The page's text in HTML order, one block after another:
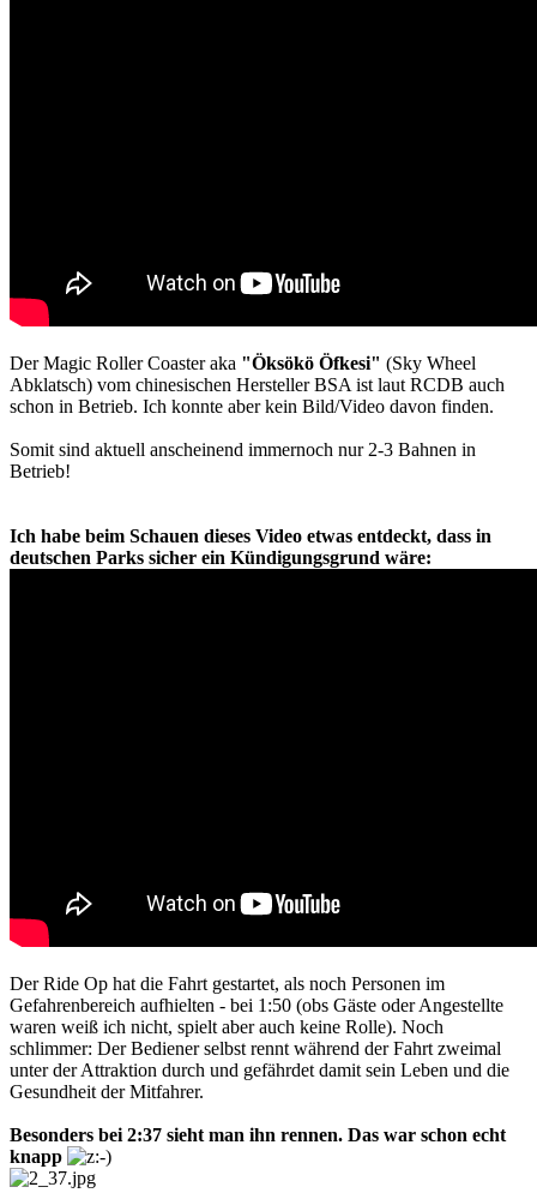
Der Magic Roller Coaster aka "Öksökö Öfkesi" (Sky Wheel
Abklatsch) vom chinesischen Hersteller BSA ist laut RCDB auch
schon in Betrieb. Ich konnte aber kein Bild/Video davon finden.
Somit sind aktuell anscheinend immernoch nur 2-3 Bahnen in
Betrieb!
Ich habe beim Schauen dieses Video etwas entdeckt, dass in
deutschen Parks sicher ein Kündigungsgrund wäre:
Der Ride Op hat die Fahrt gestartet, als noch Personen im
Gefahrenbereich aufhielten - bei 1:50 (obs Gäste oder Angestellte
waren weiß ich nicht, spielt aber auch keine Rolle). Noch
schlimmer: Der Bediener selbst rennt während der Fahrt zweimal
unter der Attraktion durch und gefährdet damit sein Leben und die
Gesundheit der Mitfahrer.
Besonders bei 2:37 sieht man ihn rennen. Das war schon echt
knapp